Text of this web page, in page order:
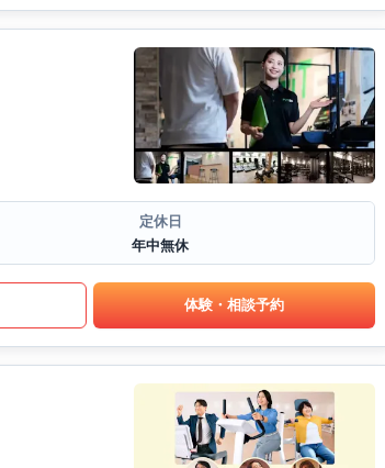
定休日
年中無休
体験・相談予約